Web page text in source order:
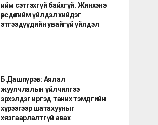
ийм сэтгэхгүй байхгүй. Жинхэнэ
өөрсдөө тийм үйлдэл хийдэг
этгээдүүдийн увайгүй үйлдэл
Б.Дашпүрэв: Аялал
жуулчлалын үйлчилгээ
эрхэлдэг иргэд таних тэмдгийн
хүрээгээр шатахууныг
хязгаарлалтгүй авах